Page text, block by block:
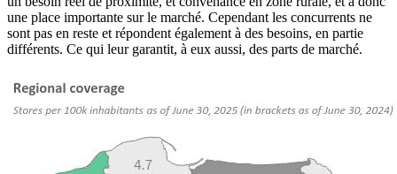
une place importante sur le marché. Cependant les concurrents ne
sont pas en reste et répondent également à des besoins, en partie
différents. Ce qui leur garantit, à eux aussi, des parts de marché.